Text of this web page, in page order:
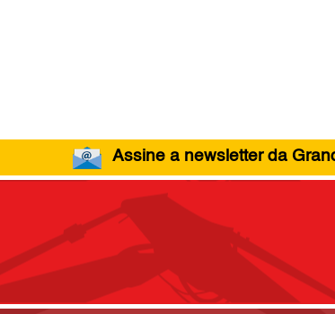
Assine a newsletter da